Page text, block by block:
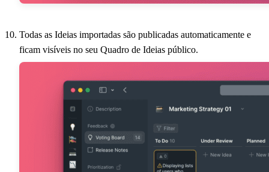
Todas as Ideias importadas são publicadas automaticamente e
ficam visíveis no seu Quadro de Ideias público.